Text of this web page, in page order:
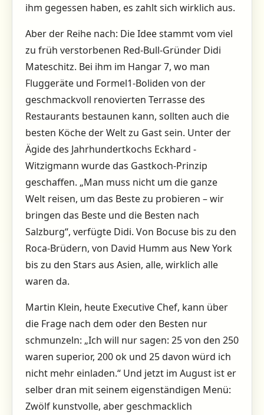
ihm gegessen haben, es zahlt sich wirklich aus.
Aber der Reihe nach: Die Idee stammt vom viel
zu früh verstorbenen Red-Bull-Gründer Didi
Mateschitz. Bei ihm im Hangar 7, wo man
Fluggeräte und Formel1-Boliden von der
geschmackvoll ­renovierten Terrasse des
Restaurants bestaunen kann, sollten auch die
besten Köche der Welt zu Gast sein. Unter der
Ägide des Jahrhundertkochs Eckhard ­
Witzigmann wurde das Gastkoch-Prinzip
geschaffen. „Man muss nicht um die ganze
Welt reisen, um das Beste zu probieren – wir
bringen das Beste und die ­Besten nach
Salzburg“, verfügte Didi. Von Bocuse bis zu den
Roca-Brüdern, von David Humm aus New York
bis zu den Stars aus Asien, alle, wirklich alle
waren da.
Martin Klein, heute Executive Chef, kann über
die Frage nach dem oder den Besten nur
schmunzeln: „Ich will nur sagen: 25 von den 250
waren superior, 200 ok und 25 davon würd ich
nicht mehr einladen.“ Und jetzt im August ist er
selber dran mit seinem eigen­ständigen Menü:
Zwölf kunstvolle, aber geschmacklich